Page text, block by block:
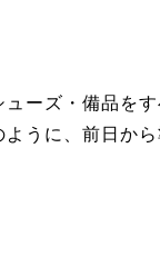
ーズ・備品を
うに、前日か